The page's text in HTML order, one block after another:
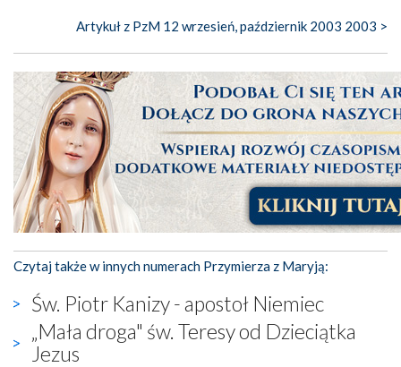
Artykuł z PzM 12 wrzesień, październik 2003 2003 >
Czytaj także w innych numerach Przymierza z Maryją:
Św. Piotr Kanizy - apostoł Niemiec
„Mała droga" św. Teresy od Dzieciątka
Jezus